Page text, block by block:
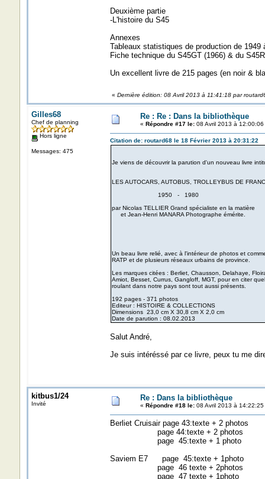
Deuxième partie
-L'histoire du S45
Annexes
Tableaux statistiques de production de 1949
Fiche technique du S45GT (1966) & du
Un excellent livre de 215 pages (en noir &
« Dernière édition: 08 Avril 2013 à 11:41:18 par
Gilles68
Chef de planning
Hors ligne
Messages: 475
Re : Re : Dans la bibliothèque
« Répondre #17 le:08 Avril 2013 à 12:00:06
Citation de: routard68 le 18 Février 2013 à 20:31:22
Je viens de découvrir la parution d'un nouveau livre
LES AUTOCARS, AUTOBUS, TROLLEYBUS DE
1950 - 1980
par Nicolas TELLIER Grand spécialiste en la matière
et Jean-Henri MANARA Photographe émérite.
Un beau livre relié, avec à l'intérieur de photos et
RATP et de plusieurs réseaux urbains de province.
Les marques citées : Berliet, Chausson, Delahaye,
Amiot, Besset, Currus, Gangloff, MGT, pour en citer
roulant dans notre pays sont tout aussi présents.
192 pages - 371 photos
Editeur : HISTOIRE & COLLECTIONS
Dimensions 23,0 cm X 30,8 cm X 2,0 cm
Date de parution : 08.02.2013
Salut André,
Je suis intéréssé par ce livre, peux tu me
kitbus1/24
Invité
Re : Dans la bibliothèque
« Répondre #18 le:08 Avril 2013 à 14:22:25
Berliet Cruisair page 43:texte + 2 photos
page 44:texte + 2 photos
page 45:texte + 1 photo
Saviem E7 page 45:texte + 1photo
page 46 texte + 2photos
page 47 texte + 1photo